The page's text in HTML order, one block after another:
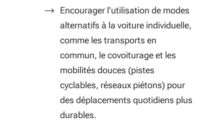
Encourager l’utilisation de modes
alternatifs à la voiture individuelle,
comme les transports en
commun, le covoiturage et les
mobilités douces (pistes
cyclables, réseaux piétons) pour
des déplacements quotidiens plus
durables.